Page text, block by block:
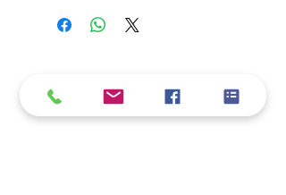
Política de cookies y privacidad
Al seguir navegando en la página se considera
que acepta nuestra política de cookies.